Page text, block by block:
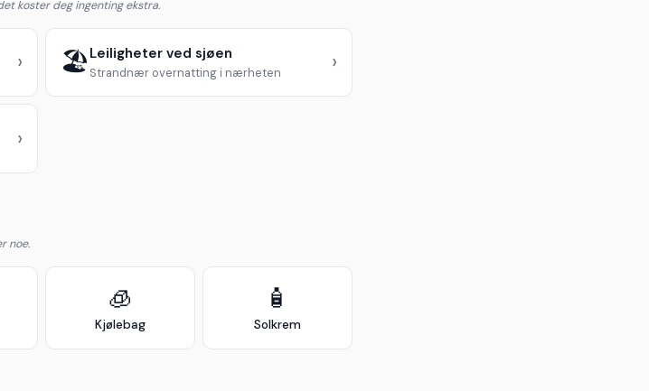
koster deg ingenting ekstra.
› 🏖️ Leiligheter ved sjøen
Strandnær overnatting i nærheten ›
›
noe.
🧊
Kjølebag
🧴
Solkrem